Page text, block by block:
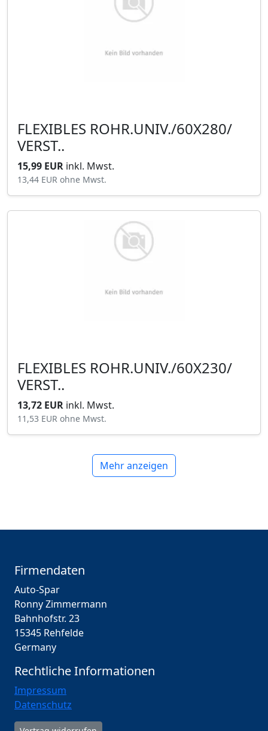
FLEXIBLES ROHR.UNIV./60X280/
VERST..
15,99 EUR inkl. Mwst.
13,44 EUR ohne Mwst.
FLEXIBLES ROHR.UNIV./60X230/
VERST..
13,72 EUR inkl. Mwst.
11,53 EUR ohne Mwst.
Mehr anzeigen
Firmendaten
Auto-Spar
Ronny Zimmermann
Bahnhofstr. 23
15345 Rehfelde
Germany
Rechtliche Informationen
Impressum
Datenschutz